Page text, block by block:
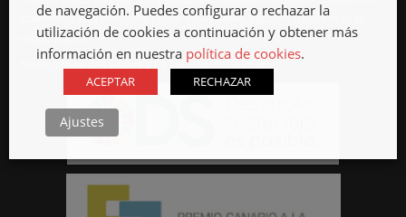
caillebotis, des meubles, l’acier inoxydable, l’automatisation et la
motorisation.
Nous avons des Sièges à La Laguna et Güímar.
de navegación. Puedes configurar o rechazar la
utilización de cookies a continuación y obtener más
información en nuestra política de cookies.
ACEPTAR RECHAZAR
Ajustes